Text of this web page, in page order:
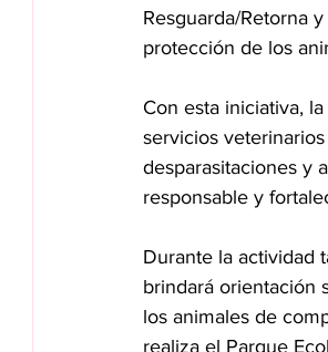
Resguarda/Retorna
protección de los
Con esta iniciativa,
servicios
desparasitaciones y
responsable y
Durante la actividad
brindará orientación
los animales de
realiza el Parque